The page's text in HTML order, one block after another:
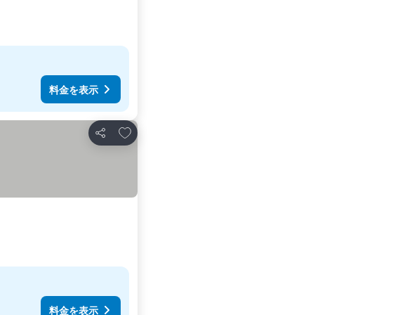
料金を表示
シェア
お気に入りに追加
料金を表示